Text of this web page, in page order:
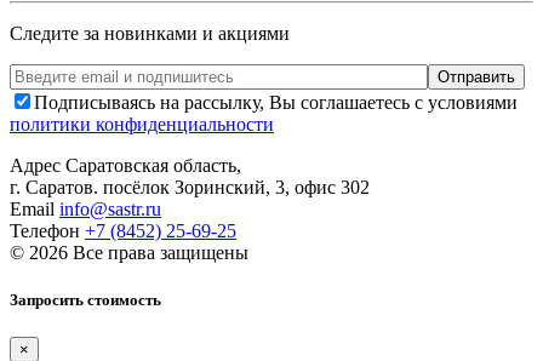
Следите за новинками и акциями
Подписываясь на рассылку, Вы соглашаетесь с условиями
политики конфиденциальности
Адрес Саратовская область,
г. Саратов. посёлок Зоринский, 3, офис 302
Email info@sastr.ru
Телефон +7 (8452) 25-69-25
© 2026 Все права защищены
Запросить стоимость
×